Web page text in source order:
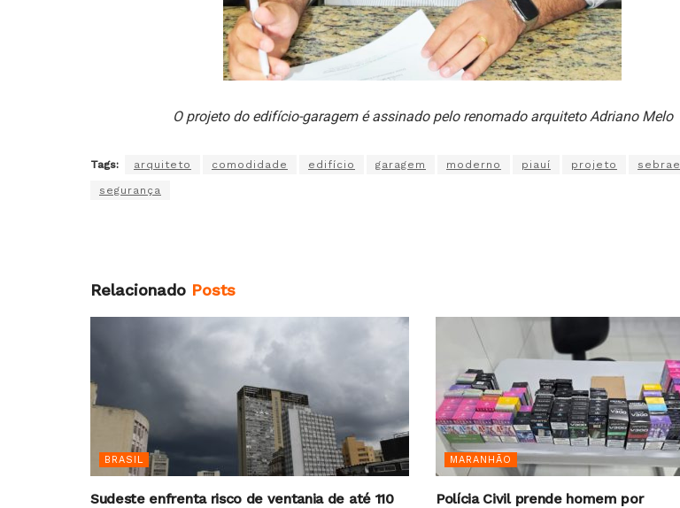
O projeto do edifício-garagem é assinado pelo renomado arquiteto Adriano Melo
Tags: arquiteto comodidade edifício garagem moderno piauí projeto sebrae
segurança
Relacionado Posts
BRASIL
Sudeste enfrenta risco de ventania de até 110
MARANHÃO
Polícia Civil prende homem por